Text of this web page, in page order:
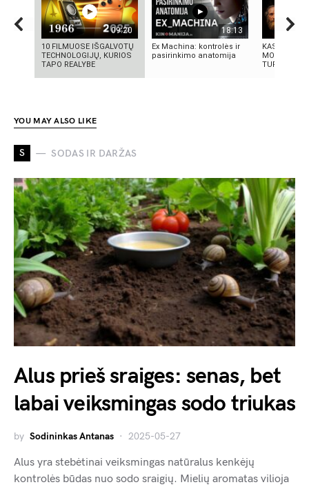
09:20
10 FILMUOSE IŠGALVOTŲ
TECHNOLOGIJŲ, KURIOS
TAPO REALYBE
18:13
Ex Machina: kontrolės ir
pasirinkimo anatomija
KAS
TURIME
YOU MAY ALSO LIKE
S SODAS IR DARŽAS
Alus prieš sraiges: senas, bet
labai veiksmingas sodo triukas
by Sodininkas Antanas 2025-05-27
Alus yra stebėtinai veiksmingas natūralus kenkėjų
kontrolės būdas nuo sodo sraigių. Mielių aromatas vilioja